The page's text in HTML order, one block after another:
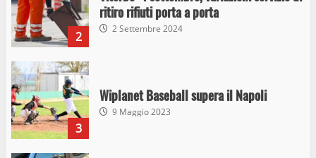
2
ritiro rifiuti porta a porta
2 Settembre 2024
3
Wiplanet Baseball supera il Napoli
9 Maggio 2023